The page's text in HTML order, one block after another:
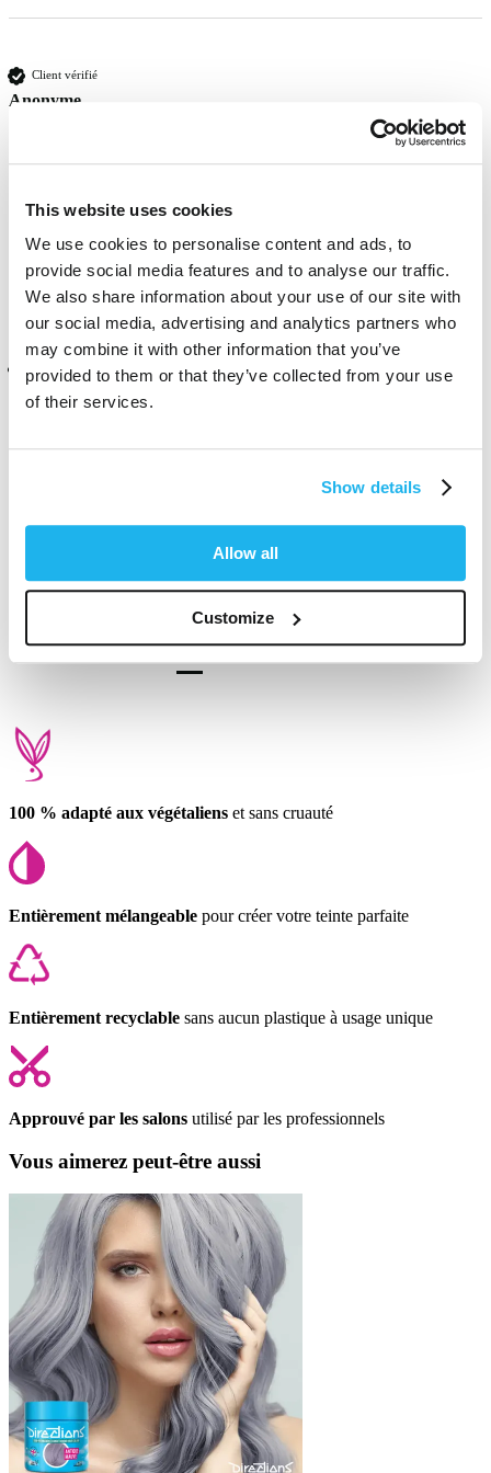
This website uses cookies
We use cookies to personalise content and ads, to
provide social media features and to analyse our traffic.
We also share information about your use of our site with
our social media, advertising and analytics partners who
may combine it with other information that you’ve
provided to them or that they’ve collected from your use
of their services.
Show details
Allow all
Customize
Client vérifié
Anonyme
Bought on behalf of a friend who just loves this colour... 💜🥰
Trouvez-vous cet avis utile ? Oui Signaler Partager
Client vérifié
Anonyme
Cool color, very bright after 2 washes, lasts quite long on my hair
1 2 3 4
100 % adapté aux végétaliens et sans cruauté
Entièrement mélangeable pour créer votre teinte parfaite
Entièrement recyclable sans aucun plastique à usage unique
Approuvé par les salons utilisé par les professionnels
Vous aimerez peut-être aussi